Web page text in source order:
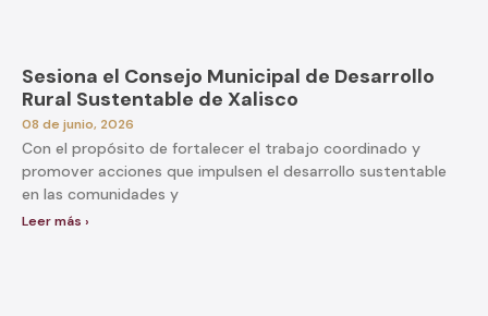
Sesiona el Consejo Municipal de Desarrollo
Rural Sustentable de Xalisco
08 de junio, 2026
Con el propósito de fortalecer el trabajo coordinado y
promover acciones que impulsen el desarrollo sustentable
en las comunidades y
Leer más ›